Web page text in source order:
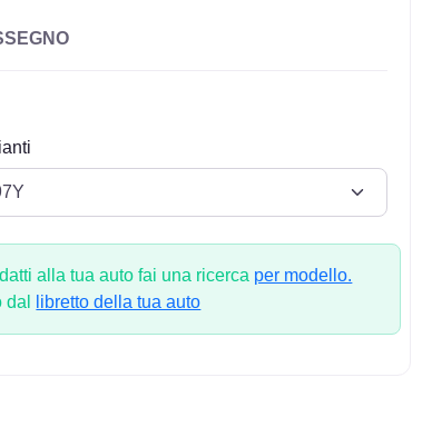
alla tua auto fai una ricerca per modello.
dal
libretto della tua auto